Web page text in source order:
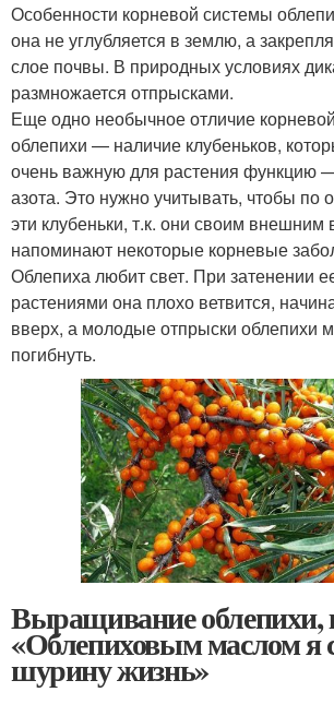
Особенности корневой системы
она не углубляется в землю, а
слое почвы. В природных условиях
размножается отпрысками.
Еще одно необычное отличие
облепихи — наличие клубеньков,
очень важную для растения функцию
азота. Это нужно учитывать, чтобы по
эти клубеньки, т.к. они своим внешним
напоминают некоторые корневые
Облепиха любит свет. При затенении
растениями она плохо ветвится,
вверх, а молодые отпрыски облепихи
погибнуть.
Выращивание облепихи,
«Облепиховым маслом я
шурину жизнь»